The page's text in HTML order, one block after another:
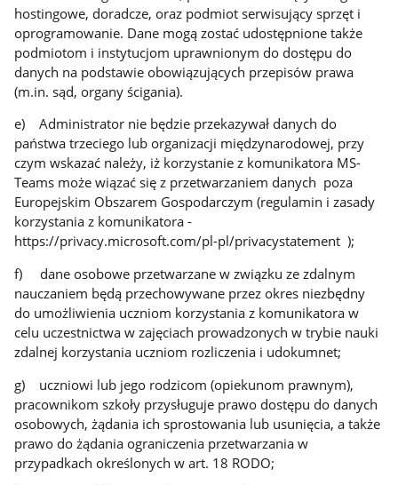
hostingowe, doradcze, oraz podmiot serwisujący sprzęt i
oprogramowanie. Dane mogą zostać udostępnione także
podmiotom i instytucjom uprawnionym do dostępu do
danych na podstawie obowiązujących przepisów prawa
(m.in. sąd, organy ścigania).
e) Administrator nie będzie przekazywał danych do
państwa trzeciego lub organizacji międzynarodowej, przy
czym wskazać należy, iż korzystanie z komunikatora MS-
Teams może wiązać się z przetwarzaniem danych poza
Europejskim Obszarem Gospodarczym (regulamin i zasady
korzystania z komunikatora -
https://privacy.microsoft.com/pl-pl/privacystatement );
f) dane osobowe przetwarzane w związku ze zdalnym
nauczaniem będą przechowywane przez okres niezbędny
do umożliwienia uczniom korzystania z komunikatora w
celu uczestnictwa w zajęciach prowadzonych w trybie nauki
zdalnej korzystania uczniom rozliczenia i udokumnet;
g) uczniowi lub jego rodzicom (opiekunom prawnym),
pracownikom szkoły przysługuje prawo dostępu do danych
osobowych, żądania ich sprostowania lub usunięcia, a także
prawo do żądania ograniczenia przetwarzania w
przypadkach określonych w art. 18 RODO;